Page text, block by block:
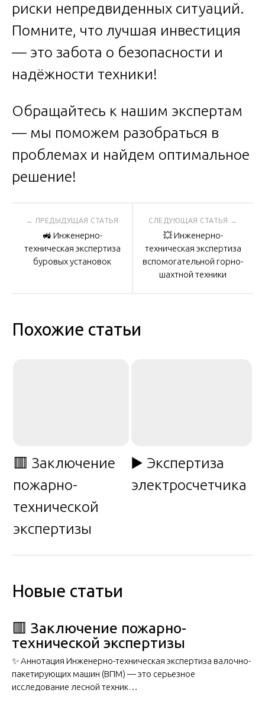
риски непредвиденных ситуаций.
Помните, что лучшая инвестиция
— это забота о безопасности и
надёжности техники!
Обращайтесь к нашим экспертам
— мы поможем разобраться в
проблемах и найдем оптимальное
решение!
Навигация
по
🚜 Инженерно-
техническая экспертиза
буровых установок
💥 Инженерно-
техническая экспертиза
вспомогательной горно-
шахтной техники
Похожие статьи
🟥 Заключение
пожарно-
технической
экспертизы
▶️ Экспертиза
электросчетчика
Новые статьи
🟥 Заключение пожарно-
технической экспертизы
✨ Аннотация Инженерно-техническая экспертиза валочно-
пакетирующих машин (ВПМ) — это серьезное
исследование лесной техник…